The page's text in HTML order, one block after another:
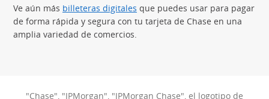
Ve aún más billeteras digitales que puedes usar para pagar
de forma rápida y segura con tu tarjeta de Chase en una
amplia variedad de comercios.
"Chase", "JPMorgan", "JPMorgan Chase", el logotipo de